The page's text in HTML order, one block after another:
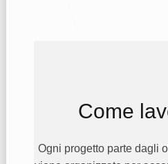
Come
Ogni progetto parte dagli